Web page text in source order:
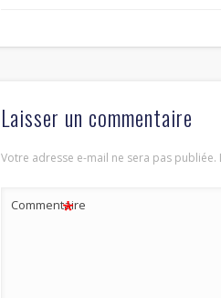
Laisser un commentaire
Votre adresse e-mail ne sera pas publiée.
Commentaire
*